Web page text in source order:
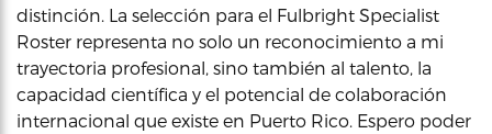
distinción. La selección para el Fulbright Specialist
Roster representa no solo un reconocimiento a mi
trayectoria profesional, sino también al talento, la
capacidad científica y el potencial de colaboración
internacional que existe en Puerto Rico. Espero poder